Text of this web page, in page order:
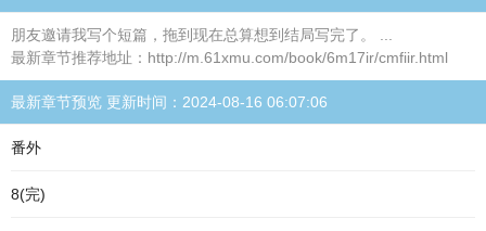
朋友邀请我写个短篇，拖到现在总算想到结局写完了。 ...
最新章节推荐地址：http://m.61xmu.com/book/6m17ir/cmfiir.html
最新章节预览 更新时间：2024-08-16 06:07:06
番外
8(完)